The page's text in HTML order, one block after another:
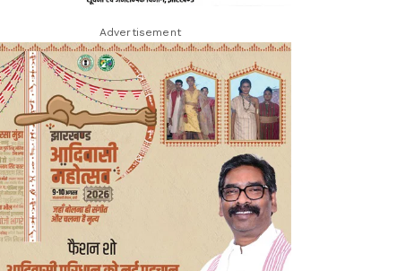
Advertisement